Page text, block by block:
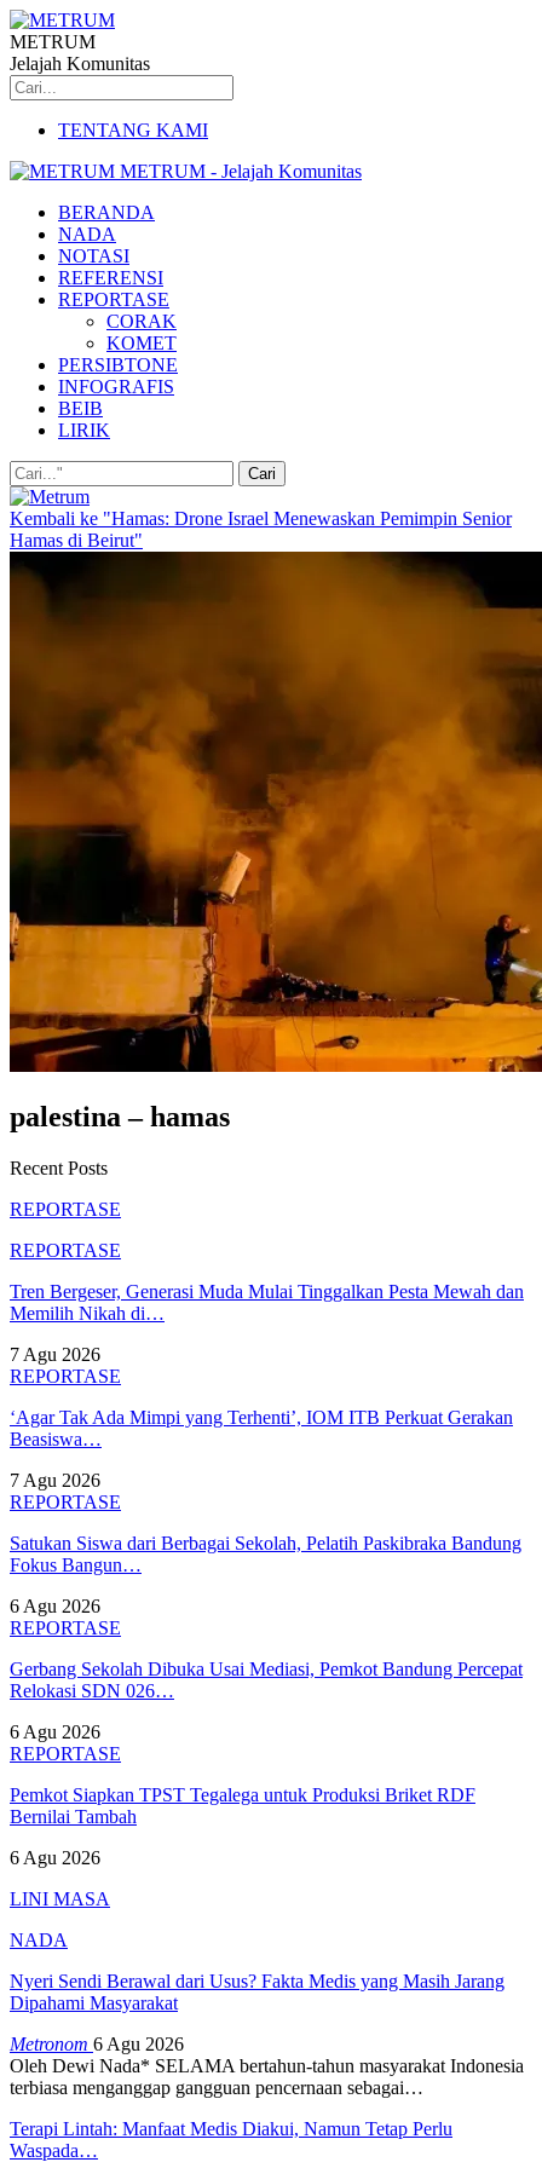
METRUM
Jelajah Komunitas
TENTANG KAMI
METRUM - Jelajah Komunitas
BERANDA
NADA
NOTASI
REFERENSI
REPORTASE
CORAK
KOMET
PERSIBTONE
INFOGRAFIS
BEIB
LIRIK
Kembali ke "Hamas: Drone Israel Menewaskan Pemimpin Senior
Hamas di Beirut"
palestina – hamas
Recent Posts
REPORTASE
REPORTASE
Tren Bergeser, Generasi Muda Mulai Tinggalkan Pesta Mewah dan
Memilih Nikah di…
7 Agu 2026
REPORTASE
‘Agar Tak Ada Mimpi yang Terhenti’, IOM ITB Perkuat Gerakan
Beasiswa…
7 Agu 2026
REPORTASE
Satukan Siswa dari Berbagai Sekolah, Pelatih Paskibraka Bandung
Fokus Bangun…
6 Agu 2026
REPORTASE
Gerbang Sekolah Dibuka Usai Mediasi, Pemkot Bandung Percepat
Relokasi SDN 026…
6 Agu 2026
REPORTASE
Pemkot Siapkan TPST Tegalega untuk Produksi Briket RDF
Bernilai Tambah
6 Agu 2026
LINI MASA
NADA
Nyeri Sendi Berawal dari Usus? Fakta Medis yang Masih Jarang
Dipahami Masyarakat
Metronom 6 Agu 2026
Oleh Dewi Nada* SELAMA bertahun-tahun masyarakat Indonesia
terbiasa menganggap gangguan pencernaan sebagai…
Terapi Lintah: Manfaat Medis Diakui, Namun Tetap Perlu
Waspada…